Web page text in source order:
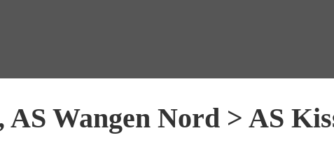
Wangen Nord > AS